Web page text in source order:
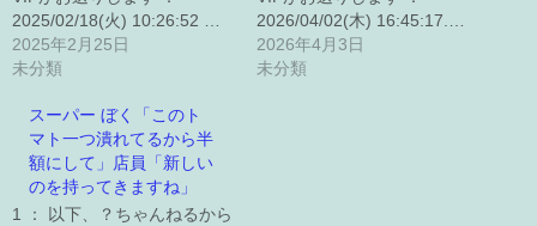
2025/02/18(火) 10:26:52 …
2025年2月25日
未分類
2026/04/02(木) 16:45:17.…
2026年4月3日
未分類
スーパー ぼく「このト
マト一つ潰れてるから半
額にして」店員「新しい
のを持ってきますね」
1 ： 以下、？ちゃんねるから